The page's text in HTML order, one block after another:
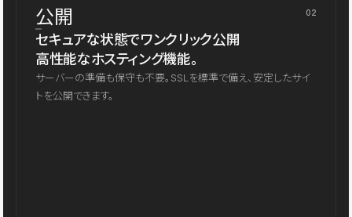
公開 02
セキュアな状態でワンクリック公開
高性能なホスティング機能。
サーバーの準備も保守も不要。SSLを標準で備え、安定したサイ
トを公開できます。